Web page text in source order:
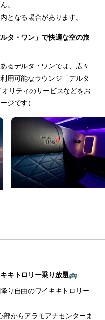
。
となる場合があります。
タ・ワン」で快適な空の旅
るデルタ・ワンでは、広々
用可能なラウンジ「デルタ
リティのサービスなどをお
ジです）
キトロリー乗り放題🚌
り自由のワイキキトロリー
からアラモアナセンターま